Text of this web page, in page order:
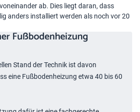
ab. Dies liegt daran, dass
anders installiert werden als noch vor 20
Fußbodenheizung
Stand der Technik ist davon
eine Fußbodenheizung etwa 40 bis 60